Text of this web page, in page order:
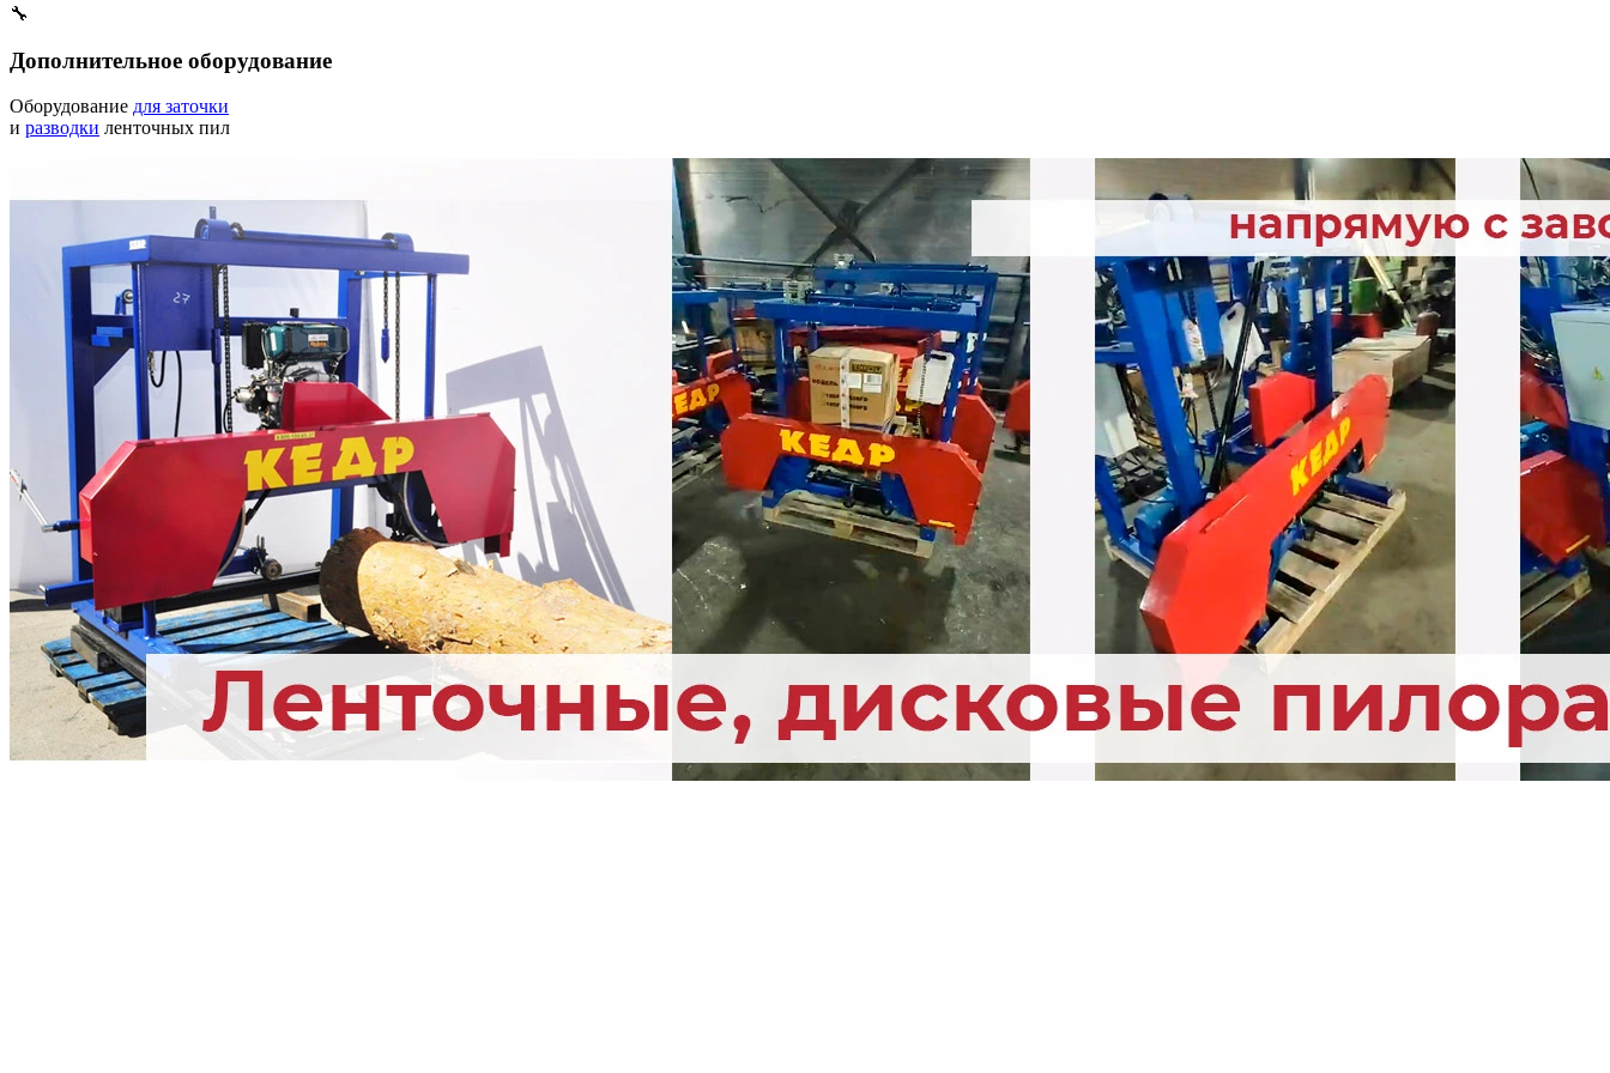
🔧
Дополнительное оборудование
Оборудование для заточки
и разводки ленточных пил